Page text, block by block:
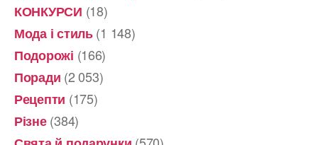
КОНКУРСИ (18)
Мода і стиль(1 148)
Подорожі (166)
Поради (2 053)
Рецепти (175)
Різне(384)